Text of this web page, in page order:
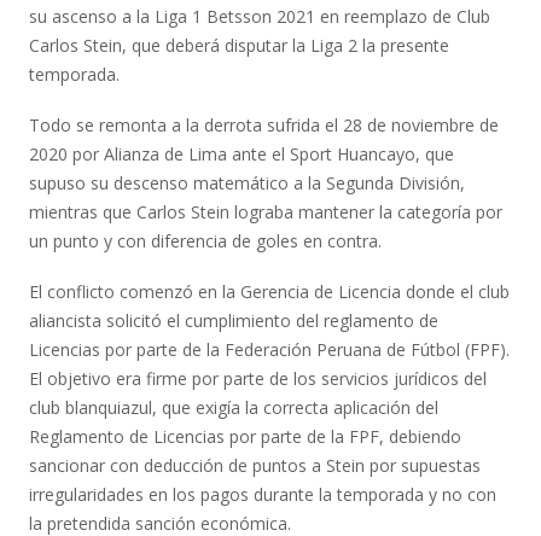
su ascenso a la Liga 1 Betsson 2021 en reemplazo de Club
Carlos Stein, que deberá disputar la Liga 2 la presente
temporada.
Todo se remonta a la derrota sufrida el 28 de noviembre de
2020 por Alianza de Lima ante el Sport Huancayo, que
supuso su descenso matemático a la Segunda División,
mientras que Carlos Stein lograba mantener la categoría por
un punto y con diferencia de goles en contra.
El conflicto comenzó en la Gerencia de Licencia donde el club
aliancista solicitó el cumplimiento del reglamento de
Licencias por parte de la Federación Peruana de Fútbol (FPF).
El objetivo era firme por parte de los servicios jurídicos del
club blanquiazul, que exigía la correcta aplicación del
Reglamento de Licencias por parte de la FPF, debiendo
sancionar con deducción de puntos a Stein por supuestas
irregularidades en los pagos durante la temporada y no con
la pretendida sanción económica.